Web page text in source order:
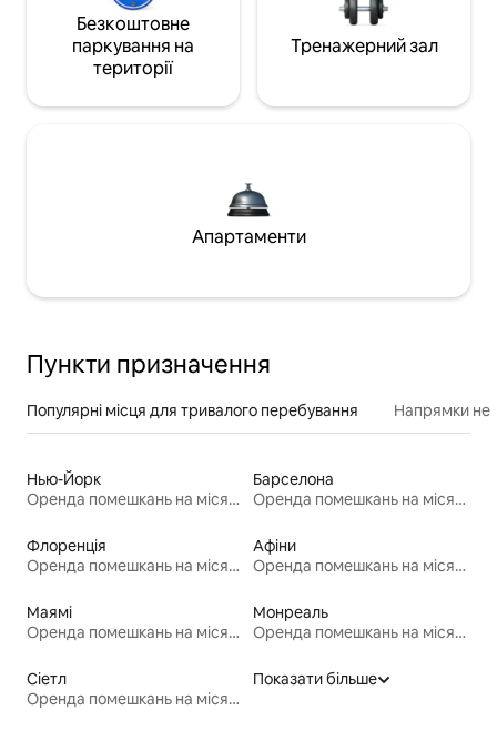
Безкоштовне
паркування на
території
Тренажерний зал
Апартаменти
Пункти призначення
Популярні місця для тривалого перебування Напрямки
Нью-Йорк
Оренда помешкань на місяць
Барселона
Оренда помешкань на місяць
Флоренція
Оренда помешкань на місяць
Афіни
Оренда помешкань на місяць
Маямі
Оренда помешкань на місяць
Монреаль
Оренда помешкань на місяць
Сіетл
Оренда помешкань на місяць
Показати більше